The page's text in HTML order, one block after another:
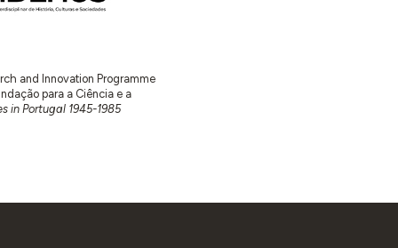
and Innovation Programme
para a Ciência e a
in Portugal 1945-1985